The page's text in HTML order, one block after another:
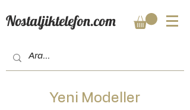
Nostaljiktelefon.com
Yeni Modeller